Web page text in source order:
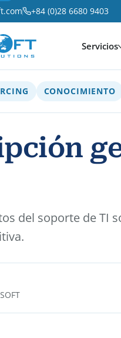
+84 (0)28 6680 9403
Servicios
CONOCIMIENTO
del soporte de TI